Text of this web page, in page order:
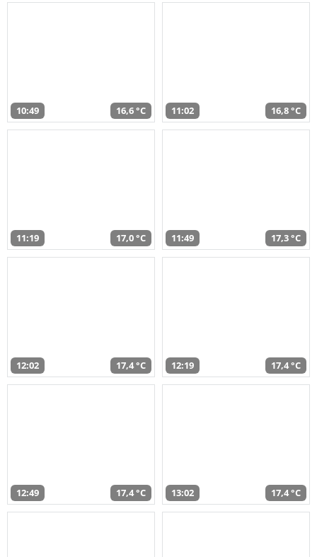
10:49 16,6 °C 11:02 16,8 °C
11:19 17,0 °C 11:49 17,3 °C
12:02 17,4 °C 12:19 17,4 °C
12:49 17,4 °C 13:02 17,4 °C